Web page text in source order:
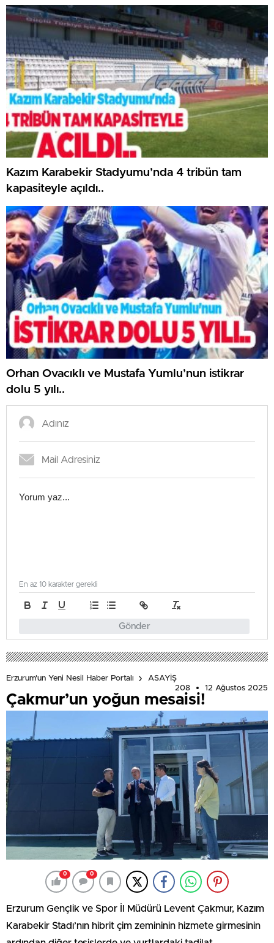
Kazım Karabekir Stadyumu’nda 4 tribün tam
kapasiteyle açıldı..
Orhan Ovacıklı ve Mustafa Yumlu’nun istikrar
dolu 5 yılı..
Gönder
En az 10 karakter gerekli
Erzurum'un Yeni Nesil Haber Portalı
ASAYİŞ
208
12 Ağustos 2025
Çakmur’un yoğun mesaisi!
0 0
Erzurum Gençlik ve Spor İl Müdürü Levent Çakmur, Kazım
Karabekir Stadı’nın hibrit çim zemininin hizmete girmesinin